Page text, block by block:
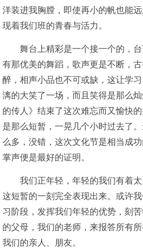
洋装进我胸膛，即使再小的帆也能
现着我们班的青春与活力。
舞台上精彩是一个接一个的，
有那优美的舞蹈，歌声更是不断，
醉，相声小品也不可或缺，这让学
漓的大笑了一场，而且笑得是那么
的传人》结束了这次难忘而又愉快
是那么短暂，一晃几个小时过去了
么多，没错，这次文化节是相当成
掌声便是最好的证明。
我们正年轻，年轻的我们有着
这短暂的一刻完全表现出来。或许
习阶段，发挥我们年轻的优势，刻
的父母，我们的老师，来报答所有
我们的亲人、朋友。